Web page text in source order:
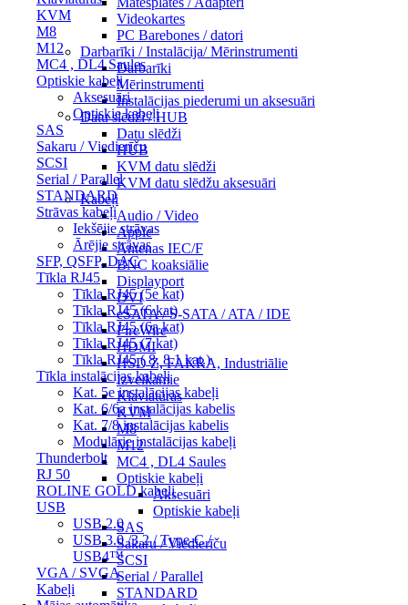
KVM
M8
M12
MC4 , DL4 Saules
Optiskie kabeļi
Aksesuāri
Optiskie kabeļi
SAS
Sakaru / Viedierīču
SCSI
Serial / Parallel
STANDARD
Strāvas kabeļi
Iekšējie strāvas
Ārējie strāvas
SFP, QSFP, DAC
Tīkla RJ45
Tīkla RJ45 (5e kat)
Tīkla RJ45 (6 kat)
Tīkla RJ45 (6a kat)
Tīkla RJ45 (7 kat)
Tīkla RJ45 ( 8, 8.1 kat.)
Tīkla instalācijas kabeļi
Kat. 5e instalācijas kabeļi
Kat. 6/6a instalācijas kabelis
Kat. 7/8 instalācijas kabelis
Modulārie instalācijas kabeļi
Thunderbolt
RJ 50
ROLINE GOLD kabeļi
USB
USB 2.0
USB 3.0 /3.2 / Type-C /
USB4™
VGA / SVGA
Kabeļi
Videokartes
PC Barebones / datori
Darbarīki / Instalācija/ Mērinstrumenti
Darbarīki
Mērinstrumenti
Instalācijas piederumi un aksesuāri
Datu slēdži / HUB
Datu slēdži
HUB
KVM datu slēdži
KVM datu slēdžu aksesuāri
Kabeļi
Audio / Video
Apple
Antenas IEC/F
BNC koaksiālie
Displayport
DVI
eSATA / S-SATA / ATA / IDE
FireWire
HDMI
HSD Z, FAKRA, Industriālie
Izvelkamie
Klaviatūras
KVM
M8
M12
MC4 , DL4 Saules
Optiskie kabeļi
Aksesuāri
Optiskie kabeļi
SAS
Sakaru / Viedierīču
SCSI
Serial / Parallel
STANDARD